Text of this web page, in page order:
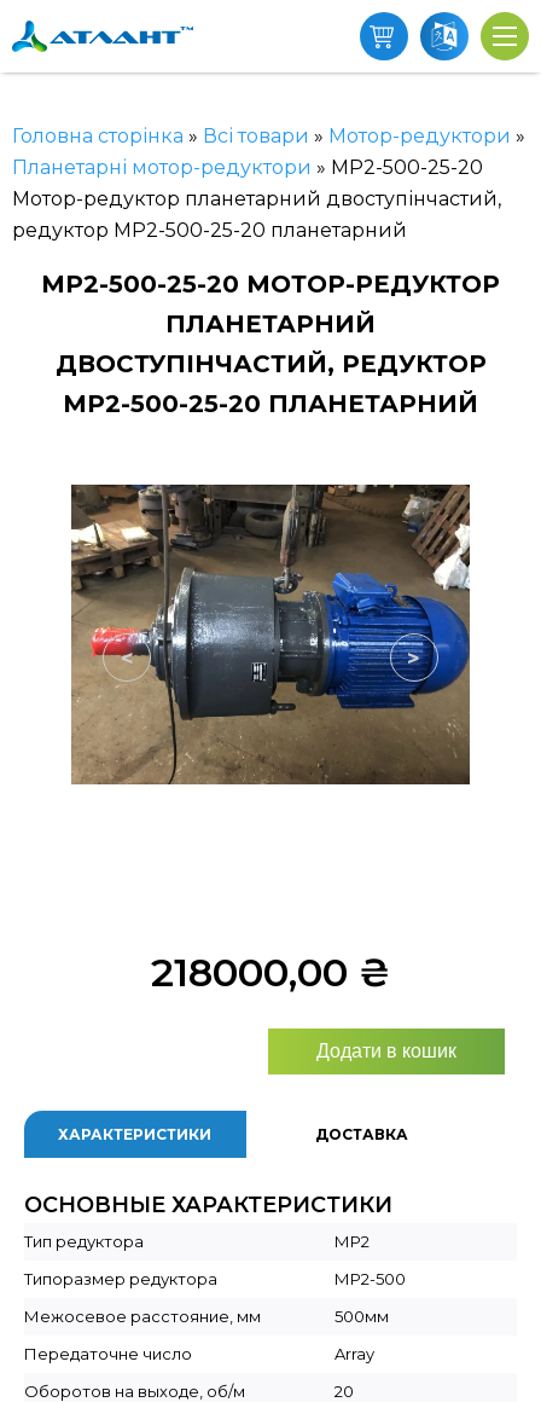
Головна сторінка » Всі товари » Мотор-редуктори »
Планетарні мотор-редуктори » МР2-500-25-20
Мотор-редуктор планетарний двоступінчастий,
редуктор МР2-500-25-20 планетарний
МР2-500-25-20 МОТОР-РЕДУКТОР
ПЛАНЕТАРНИЙ
ДВОСТУПІНЧАСТИЙ, РЕДУКТОР
МР2-500-25-20 ПЛАНЕТАРНИЙ
< >
218000,00 ₴
Додати в кошик
ХАРАКТЕРИСТИКИ ДОСТАВКА
ОСНОВНЫЕ ХАРАКТЕРИСТИКИ
Тип редуктора
МР2
Типоразмер редуктора
МР2-500
Межосевое расстояние, мм
500мм
Передаточне число
Array
Оборотов на выходе, об/м
20